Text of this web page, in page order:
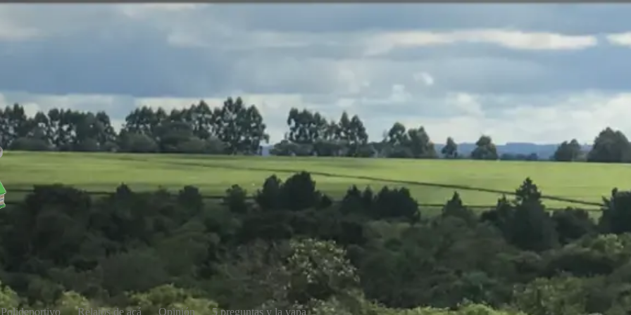
Polideportivo Relatos de acá Opinión 5 preguntas y la yapa